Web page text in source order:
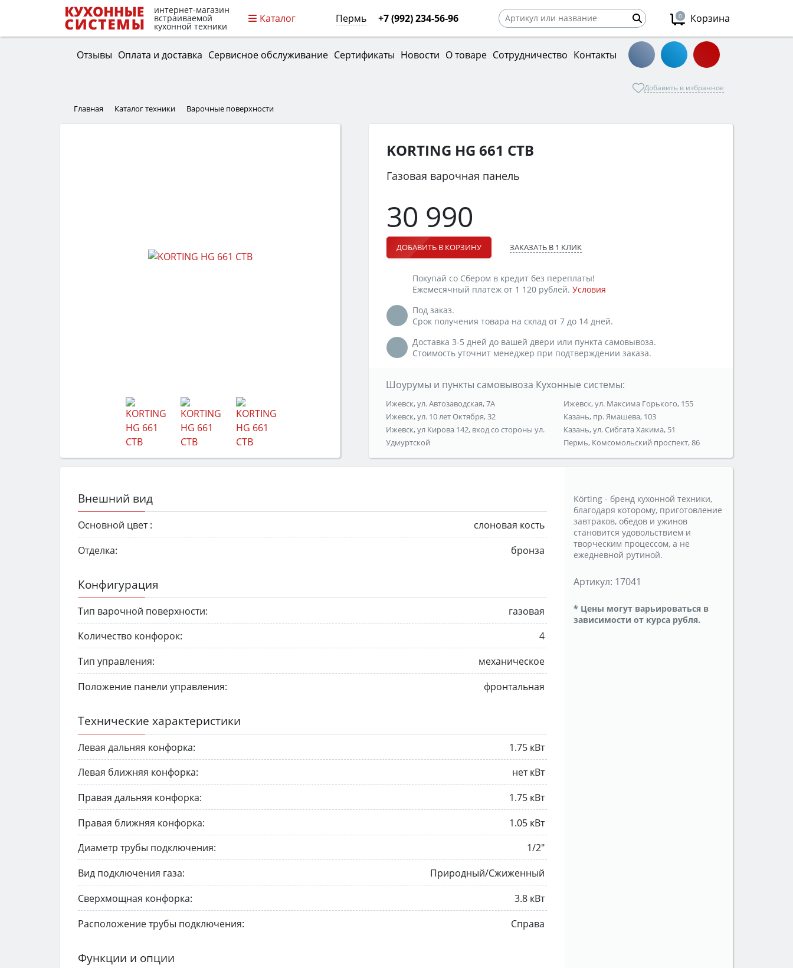
интернет-магазин
встраиваемой
кухонной техники
Каталог Пермь +7 (992) 234-56-96 0 Корзина
Отзывы Оплата и доставка Сервисное обслуживание Сертификаты Новости О товаре Сотрудничество Контакты
Добавить в избранное
Главная Каталог техники Варочные поверхности
KORTING HG 661 CTB
Газовая варочная панель
30 990
ДОБАВИТЬ В КОРЗИНУ ЗАКАЗАТЬ В 1 КЛИК
Покупай со Сбером в кредит без переплаты!
Ежемесячный платеж от 1 120 рублей. Условия
Под заказ.
Срок получения товара на склад от 7 до 14 дней.
Доставка 3-5 дней до вашей двери или пункта самовывоза.
Стоимость уточнит менеджер при подтверждении заказа.
Шоурумы и пункты самовывоза Кухонные системы:
Ижевск, ул. Автозаводская, 7А
Ижевск, ул. 10 лет Октября, 32
Ижевск, ул Кирова 142, вход со стороны ул.
Удмуртской
Ижевск, ул. Максима Горького, 155
Казань, пр. Ямашева, 103
Казань, ул. Сибгата Хакима, 51
Пермь, Комсомольский проспект, 86
Внешний вид
Основной цвет :
слоновая кость
Отделка:
бронза
Конфигурация
Тип варочной поверхности:
газовая
Количество конфорок:
4
Тип управления:
механическое
Положение панели управления:
фронтальная
Технические характеристики
Левая дальняя конфорка:
1.75 кВт
Левая ближняя конфорка:
нет кВт
Правая дальняя конфорка:
1.75 кВт
Правая ближняя конфорка:
1.05 кВт
Диаметр трубы подключения:
1/2"
Вид подключения газа:
Природный/Сжиженный
Сверхмощная конфорка:
3.8 кВт
Расположение трубы подключения:
Справа
Функции и опции
Körting - бренд кухонной техники,
благодаря которому, приготовление
завтраков, обедов и ужинов
становится удовольствием и
творческим процессом, а не
ежедневной рутиной.
Артикул: 17041
* Цены могут варьироваться в
зависимости от курса рубля.